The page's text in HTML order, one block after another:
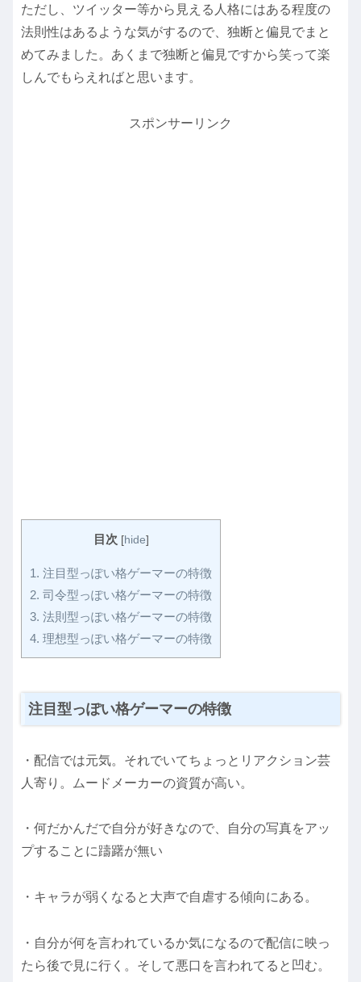
ただし、ツイッター等から見える人格にはある程度の
法則性はあるような気がするので、独断と偏見でまと
めてみました。あくまで独断と偏見ですから笑って楽
しんでもらえればと思います。
スポンサーリンク
目次 [hide]
1. 注目型っぽい格ゲーマーの特徴
2. 司令型っぽい格ゲーマーの特徴
3. 法則型っぽい格ゲーマーの特徴
4. 理想型っぽい格ゲーマーの特徴
注目型っぽい格ゲーマーの特徴
・配信では元気。それでいてちょっとリアクション芸
人寄り。ムードメーカーの資質が高い。
・何だかんだで自分が好きなので、自分の写真をアッ
プすることに躊躇が無い
・キャラが弱くなると大声で自虐する傾向にある。
・自分が何を言われているか気になるので配信に映っ
たら後で見に行く。そして悪口を言われてると凹む。